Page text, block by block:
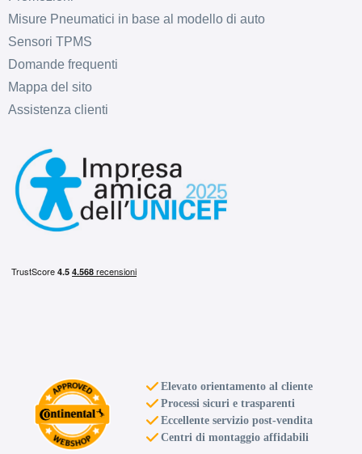
Misure Pneumatici in base al modello di auto
Sensori TPMS
Domande frequenti
Mappa del sito
Assistenza clienti
Elevato orientamento al cliente
Processi sicuri e trasparenti
Eccellente servizio post-vendita
Centri di montaggio affidabili